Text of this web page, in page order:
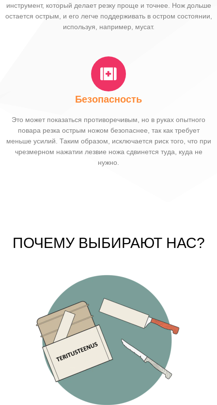
инструмент, который делает резку проще и точнее. Нож дольше
остается острым, и его легче поддерживать в остром состоянии,
используя, например, мусат.
Безопасность
Это может показаться противоречивым, но в руках опытного
повара резка острым ножом безопаснее, так как требует
меньше усилий. Таким образом, исключается риск того, что при
чрезмерном нажатии лезвие ножа сдвинется туда, куда не
нужно.
ПОЧЕМУ ВЫБИРАЮТ НАС?